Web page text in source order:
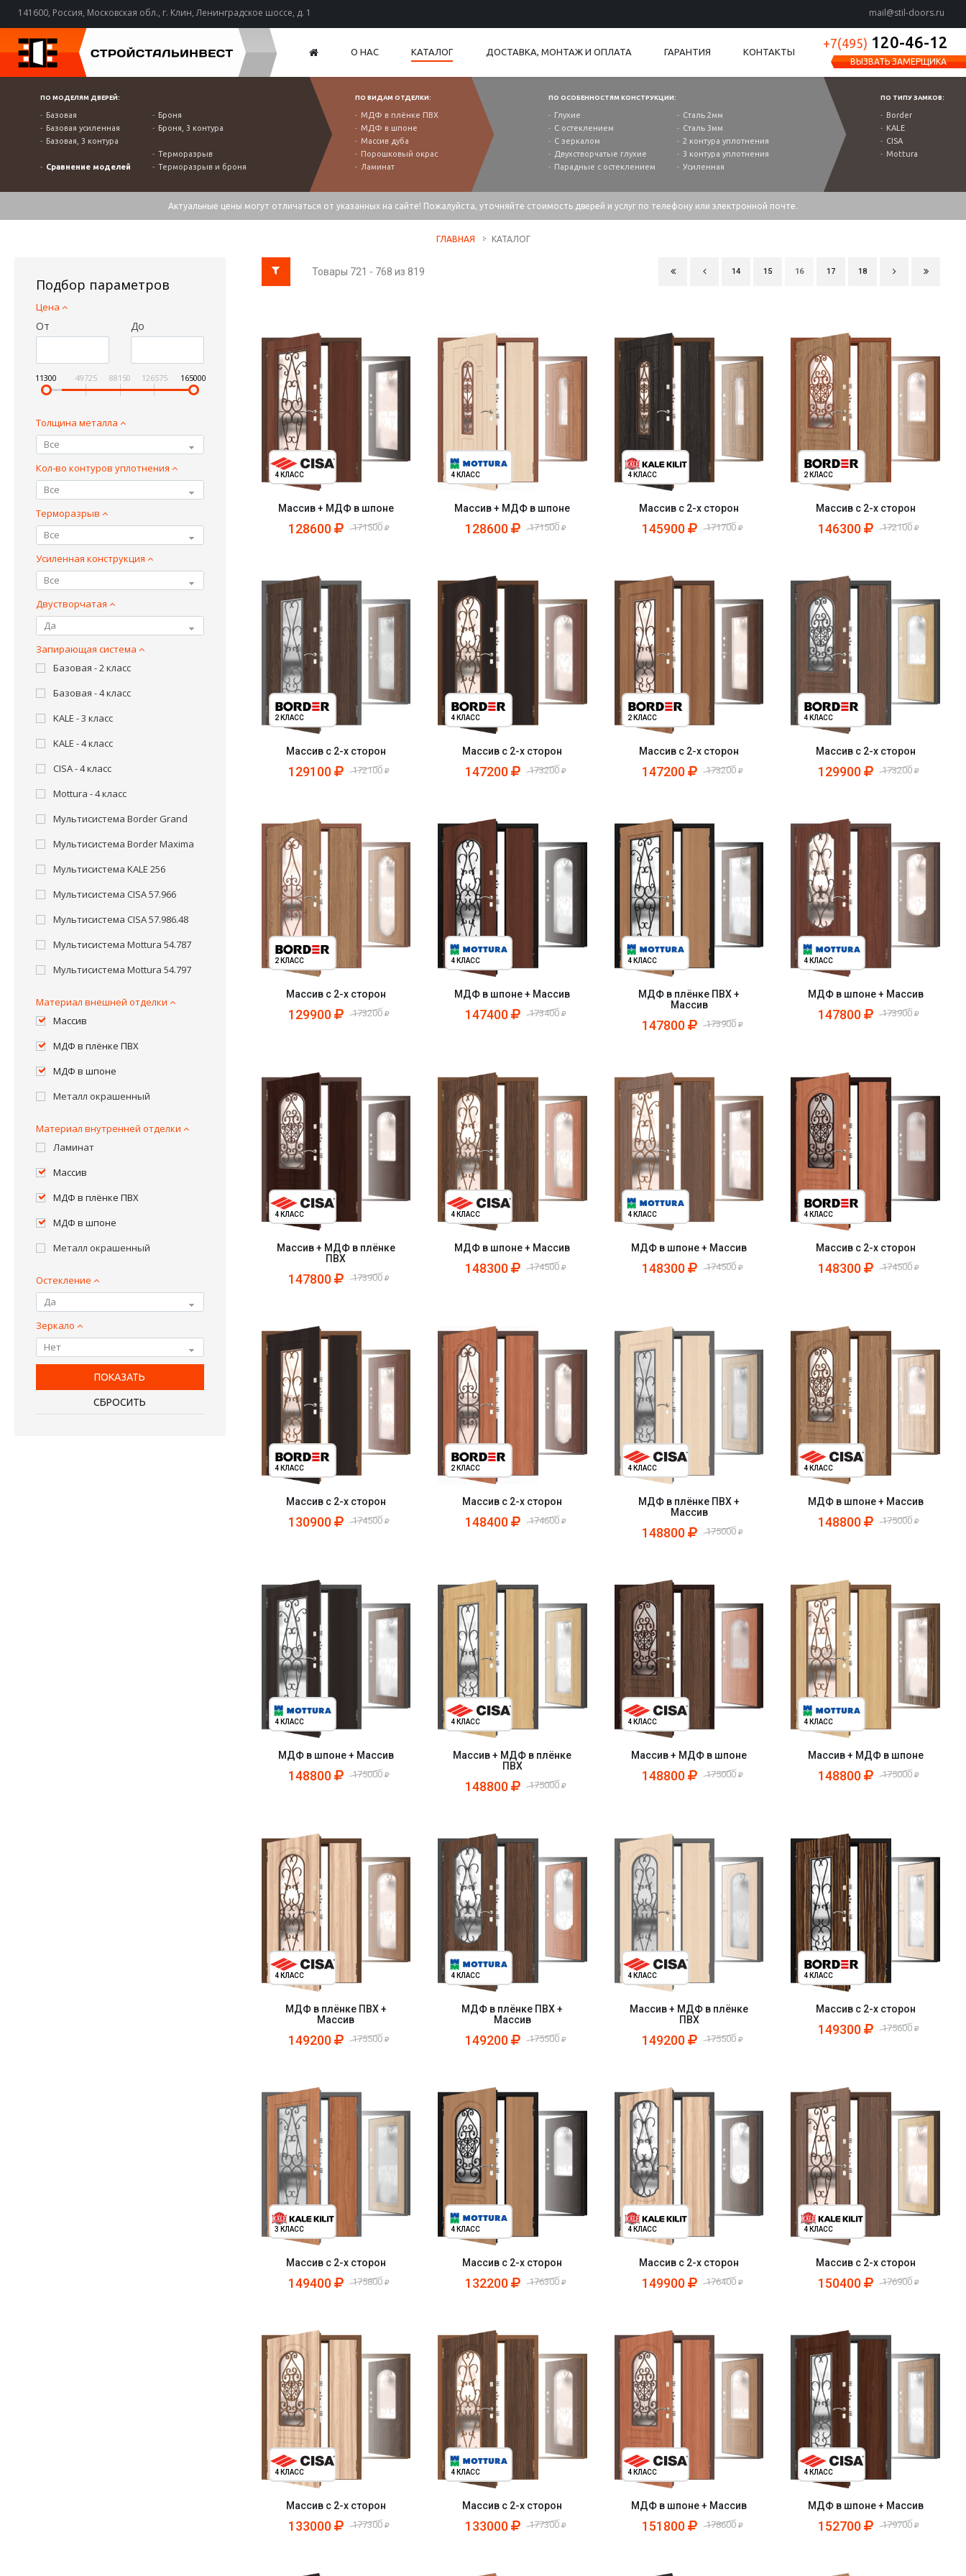
141600, Россия, Московская обл., г. Клин, Ленинградское шоссе, д. 1 mail@stil-doors.ru
О НАС КАТАЛОГ ДОСТАВКА, МОНТАЖ И ОПЛАТА ГАРАНТИЯ КОНТАКТЫ
+7(495) 120-46-12
ВЫЗВАТЬ ЗАМЕРЩИКА
ПО МОДЕЛЯМ ДВЕРЕЙ:
Базовая
Базовая усиленная
Базовая, 3 контура
Сравнение моделей
Броня
Броня, 3 контура
Терморазрыв
Терморазрыв и броня
ПО ВИДАМ ОТДЕЛКИ:
МДФ в плёнке ПВХ
МДФ в шпоне
Массив дуба
Порошковый окрас
Ламинат
ПО ОСОБЕННОСТЯМ КОНСТРУКЦИИ:
Глухие
С остеклением
С зеркалом
Двухстворчатые глухие
Парадные с остеклением
Сталь 2мм
Сталь 3мм
2 контура уплотнения
3 контура уплотнения
Усиленная
ПО ТИПУ ЗАМКОВ:
Border
KALE
CISA
Mottura
Актуальные цены могут отличаться от указанных на сайте! Пожалуйста, уточняйте стоимость дверей и услуг по телефону или электронной почте.
ГЛАВНАЯ КАТАЛОГ
Подбор параметров
Цена
От До
11300 49725 88150 126575 165000
Толщина металла
Все
Кол-во контуров уплотнения
Все
Терморазрыв
Все
Усиленная конструкция
Все
Двустворчатая
Да
Запирающая система
Базовая - 2 класс
Базовая - 4 класс
KALE - 3 класс
KALE - 4 класс
CISA - 4 класс
Mottura - 4 класс
Мультисистема Border Grand
Мультисистема Border Maxima
Мультисистема KALE 256
Мультисистема CISA 57.966
Мультисистема CISA 57.986.48
Мультисистема Mottura 54.787
Мультисистема Mottura 54.797
Материал внешней отделки
Массив
МДФ в плёнке ПВХ
МДФ в шпоне
Металл окрашенный
Материал внутренней отделки
Ламинат
Массив
МДФ в плёнке ПВХ
МДФ в шпоне
Металл окрашенный
Остекление
Да
Зеркало
Нет
Товары 721 - 768 из 819 14 15 16 17 18
4 КЛАСС
Массив + МДФ в шпоне
128600 171500
4 КЛАСС
Массив + МДФ в шпоне
128600 171500
4 КЛАСС
Массив с 2-х сторон
145900 171700
2 КЛАСС
Массив с 2-х сторон
146300 172100
2 КЛАСС
Массив с 2-х сторон
129100 172100
4 КЛАСС
Массив с 2-х сторон
147200 173200
2 КЛАСС
Массив с 2-х сторон
147200 173200
4 КЛАСС
Массив с 2-х сторон
129900 173200
2 КЛАСС
Массив с 2-х сторон
129900 173200
4 КЛАСС
МДФ в шпоне + Массив
147400 173400
4 КЛАСС
МДФ в плёнке ПВХ +
Массив
147800 173900
4 КЛАСС
МДФ в шпоне + Массив
147800 173900
4 КЛАСС
Массив + МДФ в плёнке
ПВХ
147800 173900
4 КЛАСС
МДФ в шпоне + Массив
148300 174500
4 КЛАСС
МДФ в шпоне + Массив
148300 174500
4 КЛАСС
Массив с 2-х сторон
148300 174500
4 КЛАСС
Массив с 2-х сторон
130900 174500
2 КЛАСС
Массив с 2-х сторон
148400 174600
4 КЛАСС
МДФ в плёнке ПВХ +
Массив
148800 175000
4 КЛАСС
МДФ в шпоне + Массив
148800 175000
4 КЛАСС
МДФ в шпоне + Массив
148800 175000
4 КЛАСС
Массив + МДФ в плёнке
ПВХ
148800 175000
4 КЛАСС
Массив + МДФ в шпоне
148800 175000
4 КЛАСС
Массив + МДФ в шпоне
148800 175000
4 КЛАСС
МДФ в плёнке ПВХ +
Массив
149200 175500
4 КЛАСС
МДФ в плёнке ПВХ +
Массив
149200 175500
4 КЛАСС
Массив + МДФ в плёнке
ПВХ
149200 175500
4 КЛАСС
Массив с 2-х сторон
149300 175600
3 КЛАСС
Массив с 2-х сторон
149400 175800
4 КЛАСС
Массив с 2-х сторон
132200 176300
4 КЛАСС
Массив с 2-х сторон
149900 176400
4 КЛАСС
Массив с 2-х сторон
150400 176900
4 КЛАСС
Массив с 2-х сторон
133000 177300
4 КЛАСС
Массив с 2-х сторон
133000 177300
4 КЛАСС
МДФ в шпоне + Массив
151800 178600
4 КЛАСС
МДФ в шпоне + Массив
152700 179700